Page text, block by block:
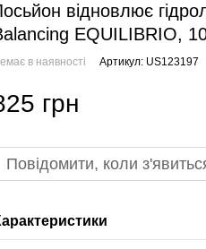
відновлює
EQUILIBRIO,
в наявності Артикул: US123197
грн
Повідомити, коли